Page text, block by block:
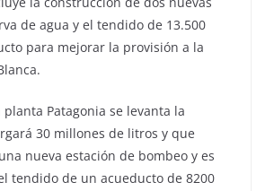
de agua y el tendido de 13.500
para mejorar la provisión a la
Patagonia se levanta la
30 millones de litros y que
nueva estación de bombeo y es
tendido de un acueducto de 8200